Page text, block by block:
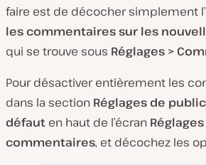
faire est de décocher simplement
les commentaires sur les
qui se trouve sous Réglages >
Pour désactiver entièrement les
dans la section Réglages de
défaut en haut de l’écran
commentaires, et décochez les